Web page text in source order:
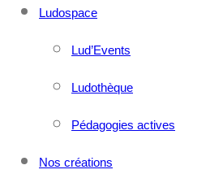
Ludospace
Lud’Events
Ludothèque
Pédagogies actives
Nos créations